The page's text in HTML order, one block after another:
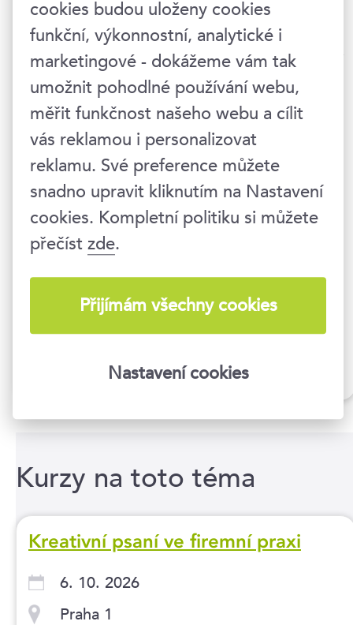
Chtěli byste svou písemnou komunikaci
dovést k dokonalosti?Přijměte naše pozvání
do kurzuJak (nejen) v práci lépe psát?
Asistent(ka) manažera
Kurzy na toto téma
Kreativní psaní ve firemní praxi
6. 10. 2026
Praha 1
cookies budou uloženy cookies
funkční, výkonnostní, analytické i
marketingové - dokážeme vám tak
umožnit pohodlné používání webu,
měřit funkčnost našeho webu a cílit
vás reklamou i personalizovat
reklamu. Své preference můžete
snadno upravit kliknutím na Nastavení
cookies. Kompletní politiku si můžete
přečístzde.
Přijímám všechny cookies
Nastavení cookies